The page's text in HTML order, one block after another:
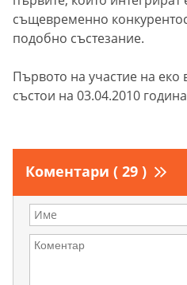
същевременно
подобно състезание.
Първото на участие на еко
състои на 03.04.2010
Коментари ( 29 )